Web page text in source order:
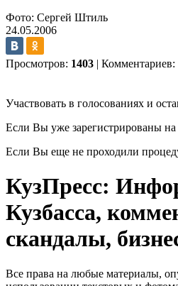
Фото: Сергей Штиль
24.05.2006
Просмотров: 1403 | Комментариев:
Участвовать в голосованиях и
Если Вы уже зарегистрированы на
Если Вы еще не проходили
КузПресс:
Кузбасса,
скандалы,
Все права на любые материалы,